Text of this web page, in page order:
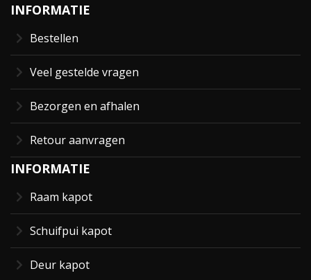
INFORMATIE
Bestellen
Veel gestelde vragen
Bezorgen en afhalen
Retour aanvragen
INFORMATIE
Raam kapot
Schuifpui kapot
Deur kapot